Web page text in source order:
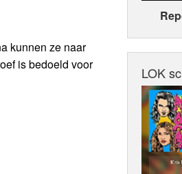
kunnen ze naar
is bedoeld voor
LOK